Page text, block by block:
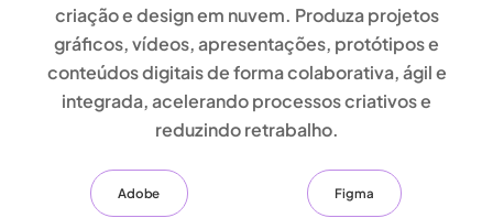
criação e design em nuvem. Produzaprojetos
gráficos, vídeos, apresentações, protótipos e
conteúdos digitaisde forma colaborativa, ágil e
integrada, acelerando processos criativos e
reduzindo retrabalho.
Adobe Figma